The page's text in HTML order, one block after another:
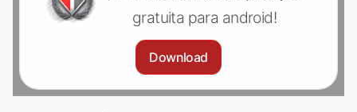
gratuita para android!
Download